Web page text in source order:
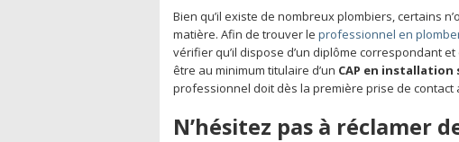
Bien qu’il existe de nombreux plombiers, certains
matière. Afin de trouver le professionnel en
vérifier qu’il dispose d’un diplôme correspondant
être au minimum titulaire d’un CAP en
professionnel doit dès la première prise de
N’hésitez pas à réclamer